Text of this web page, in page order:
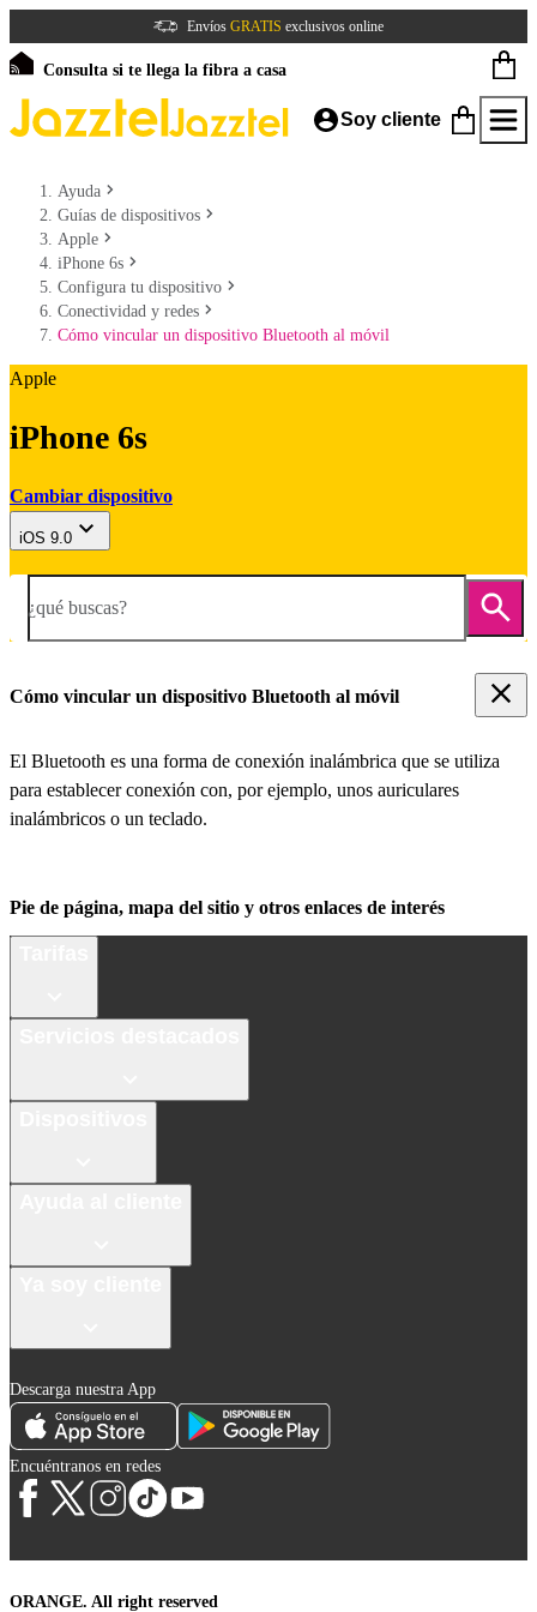
Envíos GRATIS exclusivos online
Consulta si te llega la fibra a casa
Soy cliente
Ayuda
Guías de dispositivos
Apple
iPhone 6s
Configura tu dispositivo
Conectividad y redes
Cómo vincular un dispositivo Bluetooth al móvil
Apple
iPhone 6s
Cambiar dispositivo
iOS 9.0
¿qué buscas?
Cómo vincular un dispositivo Bluetooth al móvil
El Bluetooth es una forma de conexión inalámbrica que se utiliza
para establecer conexión con, por ejemplo, unos auriculares
inalámbricos o un teclado.
Pie de página, mapa del sitio y otros enlaces de interés
Descarga nuestra App
Encuéntranos en redes
ORANGE. All right reserved